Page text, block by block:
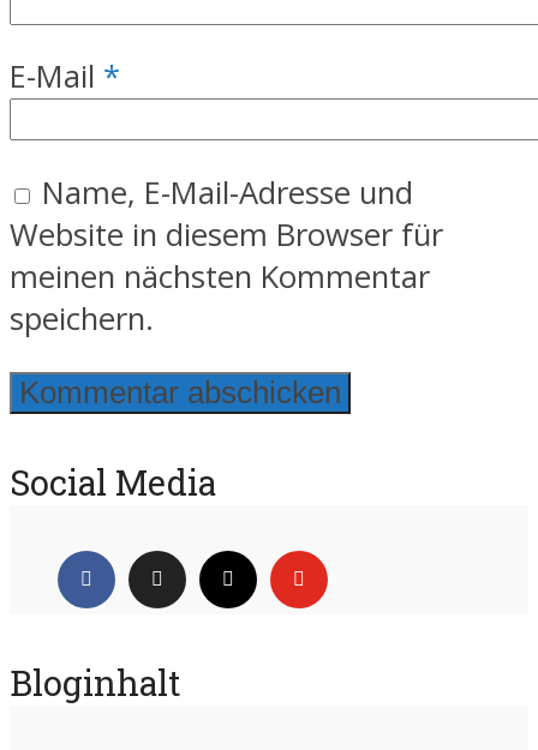
E-Mail *
Name, E-Mail-Adresse und
Website in diesem Browser für
meinen nächsten Kommentar
speichern.
Social Media
Bloginhalt